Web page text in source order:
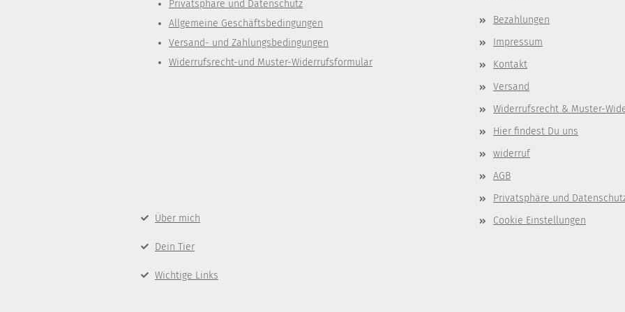
Privatsphäre und Datenschutz
Allgemeine Geschäftsbedingungen
Versand- und Zahlungsbedingungen
Widerrufsrecht-und Muster-Widerrufsformular
Bezahlungen
Impressum
Kontakt
Versand
Widerrufsrecht & Muster-
Hier findest Du uns
widerruf
AGB
Privatsphäre und
Cookie Einstellungen
Über mich
Dein Tier
Wichtige Links